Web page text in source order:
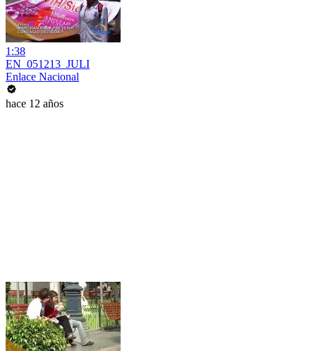
1:38
EN_051213_JULI
Enlace Nacional
hace 12 años